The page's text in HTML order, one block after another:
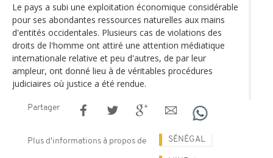
Le pays a subi une exploitation économique considérable
pour ses abondantes ressources naturelles aux mains
d'entités occidentales. Plusieurs cas de violations des
droits de l'homme ont attiré une attention médiatique
internationale relative et peu d'autres, de par leur
ampleur, ont donné lieu à de véritables procédures
judiciaires où justice a été rendue.
Partager
Plus d'informations à propos de SÉNÉGAL